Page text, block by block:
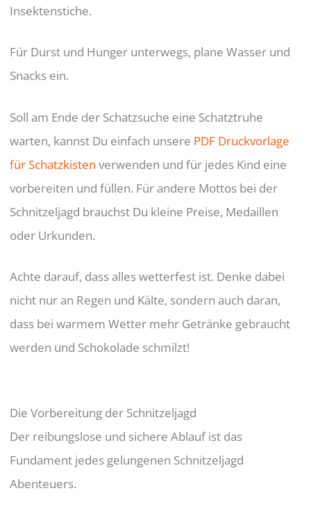
Insektenstiche.
Für Durst und Hunger unterwegs, plane Wasser und
Snacks ein.
Soll am Ende der Schatzsuche eine Schatztruhe
warten, kannst Du einfach unsere PDF Druckvorlage
für Schatzkisten verwenden und für jedes Kind eine
vorbereiten und füllen. Für andere Mottos bei der
Schnitzeljagd brauchst Du kleine Preise, Medaillen
oder Urkunden.
Achte darauf, dass alles wetterfest ist. Denke dabei
nicht nur an Regen und Kälte, sondern auch daran,
dass bei warmem Wetter mehr Getränke gebraucht
werden und Schokolade schmilzt!
Die Vorbereitung der Schnitzeljagd
Der reibungslose und sichere Ablauf ist das
Fundament jedes gelungenen Schnitzeljagd
Abenteuers.